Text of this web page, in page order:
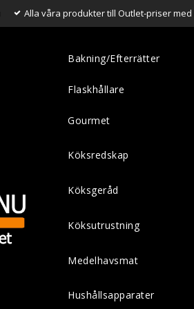
Alla våra produkter till Outlet-priser
Bakning/Efterrätter
Flaskhållare
Gourmet
Köksredskap
Köksgeråd
Köksutrustning
Medelhavsmat
Hushållsapparater